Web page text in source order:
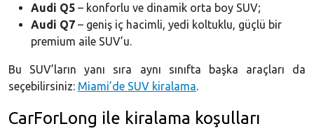
Audi Q5 – konforlu ve dinamik orta boy SUV;
Audi Q7 – geniş iç hacimli, yedi koltuklu, güçlü bir
premium aile SUV’u.
Bu SUV’ların yanı sıra aynı sınıfta başka araçları da
seçebilirsiniz: Miami’de SUV kiralama.
CarForLong ile kiralama koşulları